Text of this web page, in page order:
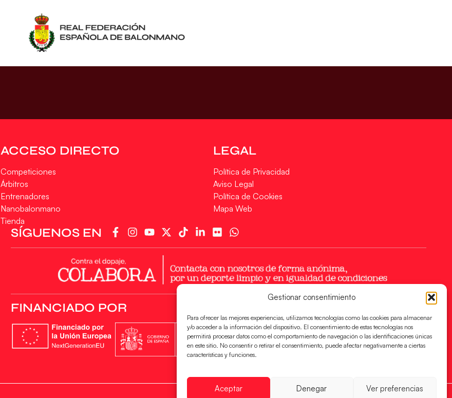
Gestionar consentimiento
Para ofrecer las mejores experiencias, utilizamos tecnologías como las cookies para almacenar
y/o acceder a la información del dispositivo. El consentimiento de estas tecnologías nos
permitirá procesar datos como el comportamiento de navegación o las identificaciones únicas
en este sitio. No consentir o retirar el consentimiento, puede afectar negativamente a ciertas
características y funciones.
Aceptar Denegar Ver preferencias
ACCESO DIRECTO
Competiciones
Árbitros
Entrenadores
Nanobalonmano
Tienda
LEGAL
Política de Privacidad
Aviso Legal
Política de Cookies
Mapa Web
SÍGUENOS EN
FINANCIADO POR